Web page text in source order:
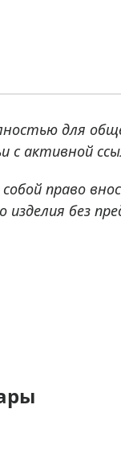
для
с активной
право
без